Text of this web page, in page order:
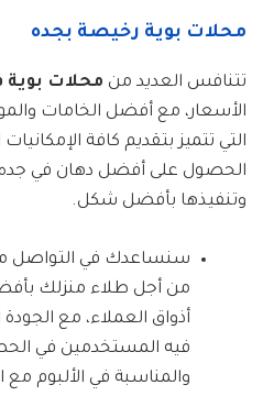
محلات بوية رخيصة بجده
تتنافس العديد من محلات بوية
الأسعار، مع أفضل الخامات
التي تتميز بتقديم كافة
الحصول على أفضل دهان في
وتنفيذها بأفضل شكل.
سنساعدك في التواصل
من أجل طلاء منزلك
أذواق العملاء، مع الجودة
فيه المستخدمين في
والمناسبة في الألبوم مع